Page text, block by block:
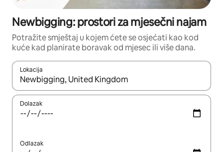
Newbigging: prostori za mjesečni najam
Potražite smještaj u kojem ćete se osjećati kao kod
kuće kad planirate boravak od mjesec ili više dana.
Lokacija
Kada budu dostupni rezultati, moći ćete ih pregledati
Dolazak
Odlazak